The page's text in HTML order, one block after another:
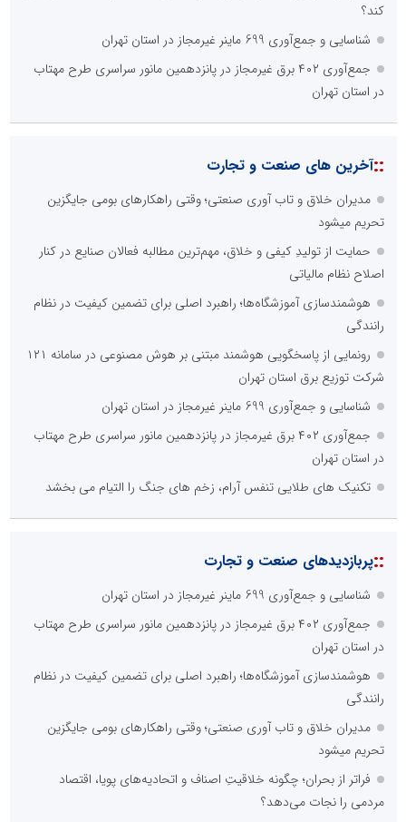
کند؟
شناسایی و جمع‌آوری 699 ماینر غیرمجاز در استان تهران
جمع‌آوری ۴۰۲ برق غیرمجاز در پانزدهمین مانور سراسری طرح مهتاب
در استان تهران
::آخرین های صنعت و تجارت
مدیران خلاق و تاب آوری صنعتی؛ وقتی راهکارهای بومی جایگزین
تحریم میشود
حمایت از تولیدِ کیفی و خلاق، مهم‌ترین مطالبه فعالان صنایع در کنار
اصلاح نظام مالیاتی
هوشمندسازی آموزشگاه‌ها؛ راهبرد اصلی برای تضمین کیفیت در نظام
رانندگی
رونمایی از پاسخگویی هوشمند مبتنی بر هوش مصنوعی در سامانه ۱۲۱
شرکت توزیع برق استان تهران
شناسایی و جمع‌آوری 699 ماینر غیرمجاز در استان تهران
جمع‌آوری ۴۰۲ برق غیرمجاز در پانزدهمین مانور سراسری طرح مهتاب
در استان تهران
تکنیک های طلایی تنفس آرام، زخم های جنگ را التیام می بخشد
::پربازدیدهای صنعت و تجارت
شناسایی و جمع‌آوری 699 ماینر غیرمجاز در استان تهران
جمع‌آوری ۴۰۲ برق غیرمجاز در پانزدهمین مانور سراسری طرح مهتاب
در استان تهران
هوشمندسازی آموزشگاه‌ها؛ راهبرد اصلی برای تضمین کیفیت در نظام
رانندگی
مدیران خلاق و تاب آوری صنعتی؛ وقتی راهکارهای بومی جایگزین
تحریم میشود
فراتر از بحران؛ چگونه خلاقیتِ اصناف و اتحادیه‌های پویا، اقتصاد
مردمی را نجات می‌دهد؟